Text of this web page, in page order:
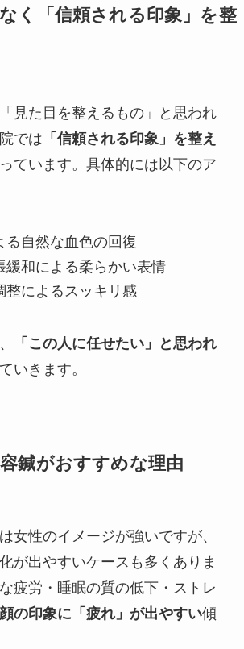
なく「信頼される印象」を整
見た目を整えるもの」と思われ
では 「信頼される印象」を整え
ています。具体的には以下のア
る自然な血色の回復
緩和による柔らかい表情
整によるスッキリ感
「この人に任せたい」と思われ
いきます。
鍼がおすすめな理由
女性のイメージが強いですが、
が出やすいケースも多くありま
疲労・睡眠の質の低下・ストレ
顔の印象に「疲れ」が出やすい傾